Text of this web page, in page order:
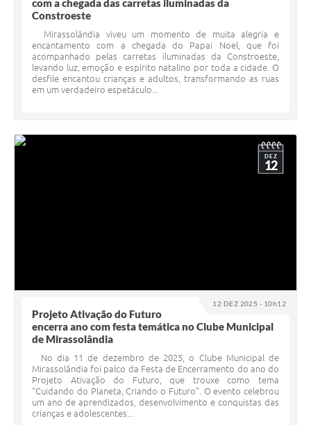
com a chegada das carretas iluminadas da
Constroeste
Mirassolândia viveu um momento de muita alegria e
encantamento com a chegada do Papai Noel, que foi
acompanhado pelas carretas iluminadas da Constroeste,
levando luz, emoção e espírito natalino por toda a cidade. O
desfile encantou crianças e adultos, transformando as ruas
em um verdadeiro espetáculo...
12 DEZ 2025 - 10h12
DEZ
12
Projeto Ativação do Futuro
encerra ano com festa temática no Clube Municipal
de Mirassolândia
No dia 11 de dezembro de 2025, o Clube Municipal de
Mirassolândia foi palco da Festa de Encerramento do ano do
Projeto Ativação do Futuro, que trouxe como tema
“Cuidando do Planeta, Criando o Futuro”. O evento celebrou
um ano de aprendizados, desenvolvimento e conquistas das
crianças e adolescentes...